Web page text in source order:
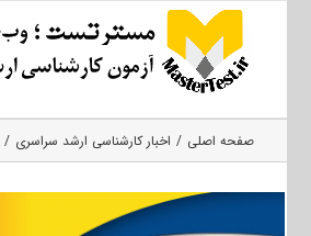
صفحه اصلی اخبار کارشناسی ارشد سراسری